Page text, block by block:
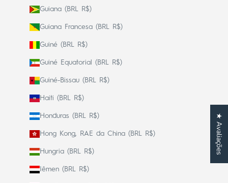
Guiana (BRL R$)
Guiana Francesa (BRL R$)
Guiné (BRL R$)
Guiné Equatorial (BRL R$)
Guiné-Bissau (BRL R$)
Haiti (BRL R$)
Honduras (BRL R$)
Hong Kong, RAE da China (BRL R$)
Hungria (BRL R$)
Iêmen (BRL R$)
★ Avaliações